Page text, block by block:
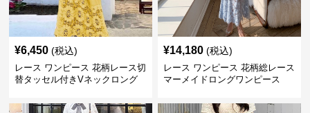
¥6,450 (税込)
レース ワンピース 花柄レース切
替タッセル付きVネックロング
¥14,180 (税込)
レース ワンピース 花柄総レース
マーメイドロングワンピース